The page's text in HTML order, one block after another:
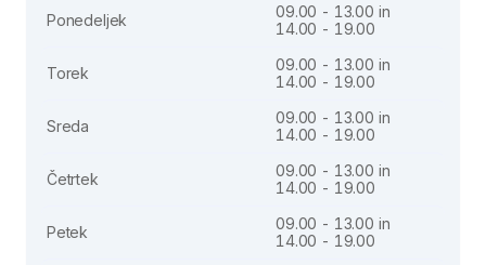
Ponedeljek
09.00 - 13.00 in
14.00 - 19.00
Torek
09.00 - 13.00 in
14.00 - 19.00
Sreda
09.00 - 13.00 in
14.00 - 19.00
Četrtek
09.00 - 13.00 in
14.00 - 19.00
Petek
09.00 - 13.00 in
14.00 - 19.00